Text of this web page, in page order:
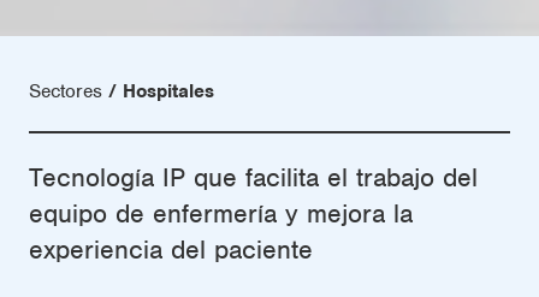
Sectores Hospitales
Tecnología IP que facilita el trabajo del
equipo de enfermería y mejora la
experiencia del paciente